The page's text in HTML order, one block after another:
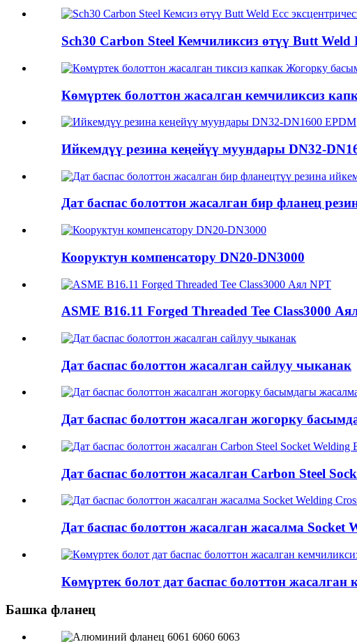
Sch30 Carbon Steel Кемчиликсиз өтүү Butt Weld
Көмүртек болоттон жасалган кемчиликсиз
Ийкемдүү резина кеңейүү муундары DN32-
Дат баспас болоттон жасалган бир фланец
Кооруктун компенсатору DN20-DN3000
ASME B16.11 Forged Threaded Tee Class3000
Дат баспас болоттон жасалган сайлуу чыканак
Дат баспас болоттон жасалган жогорку
Дат баспас болоттон жасалган Carbon Steel
Дат баспас болоттон жасалган жасалма Socket
Көмүртек болот дат баспас болоттон жасалган
Башка фланец